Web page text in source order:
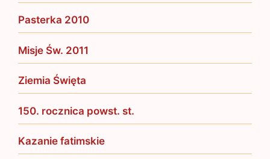
Pasterka 2010
Misje Św. 2011
Ziemia Święta
150. rocznica powst. st.
Kazanie fatimskie